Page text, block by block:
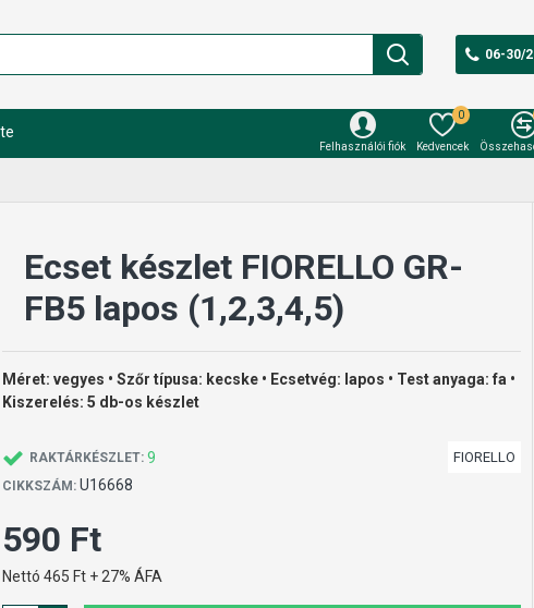
06-30/
Felhasználói fiók Kedvencek
0
Ecset készlet FIORELLO GR-
FB5 lapos (1,2,3,4,5)
Méret: vegyes • Szőr típusa: kecske • Ecsetvég: lapos • Test anyaga: fa •
Kiszerelés: 5 db-os készlet
RAKTÁRKÉSZLET: 9
CIKKSZÁM: U16668
FIORELLO
590 Ft
Nettó 465 Ft + 27% ÁFA